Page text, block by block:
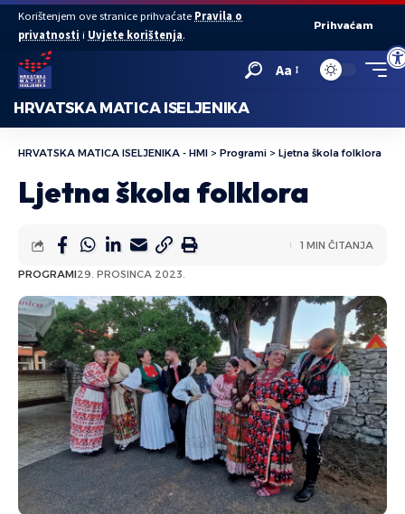
Korištenjem ove stranice prihvaćate Pravila o
privatnosti i Uvjete korištenja.
Prihvaćam
Aa
HRVATSKA MATICA ISELJENIKA
HRVATSKA MATICA ISELJENIKA - HMI > Programi > Ljetna škola folklora
Ljetna škola folklora
PROGRAMI29. PROSINCA 2023.
1 MIN ČITANJA